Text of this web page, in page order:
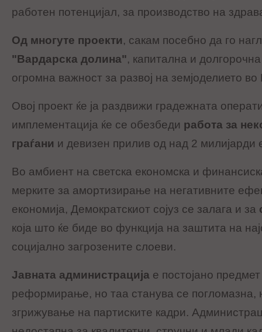
работен потенцијал, за производство на
Од многуте проекти, сакам посебно да го
"Вардарска долина", капитална и
огромна важност за развој на земјоделието
Овој проект ќе ја раздвижи градежната
имплементација ќе се обезбеди работа за
граѓани и девизен прилив од над 2 милијарди
Во амбиент на светска економска и
мерките за амортизирање на негативните
економија, Демократскиот сојуз се залага и за
која што ќе биде во функција на заштита на
социјално загрозените слоеви.
Јавната администрација е постојано
реформирање, но таа станува се погломазна,
згрижување на партиските кадри.